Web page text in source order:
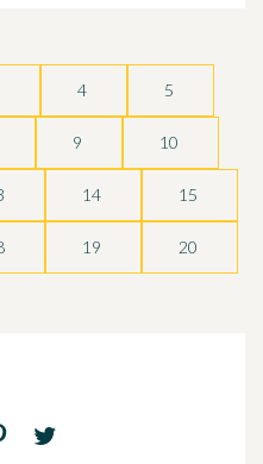
4 5
9 10
14 15
19 20